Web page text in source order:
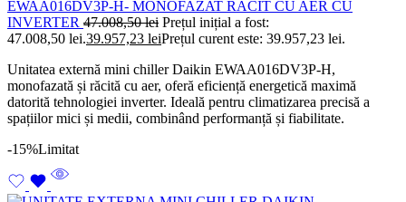
EWAA016DV3P-H- MONOFAZAT RACIT CU AER CU
INVERTER 47.008,50lei Prețul inițial a fost:
47.008,50 lei.39.957,23 leiPrețul curent este: 39.957,23 lei.
Unitatea externă mini chiller Daikin EWAA016DV3P-H,
monofazată și răcită cu aer, oferă eficiență energetică maximă
datorită tehnologiei inverter. Ideală pentru climatizarea precisă a
spațiilor mici și medii, combinând performanță și fiabilitate.
-15%Limitat